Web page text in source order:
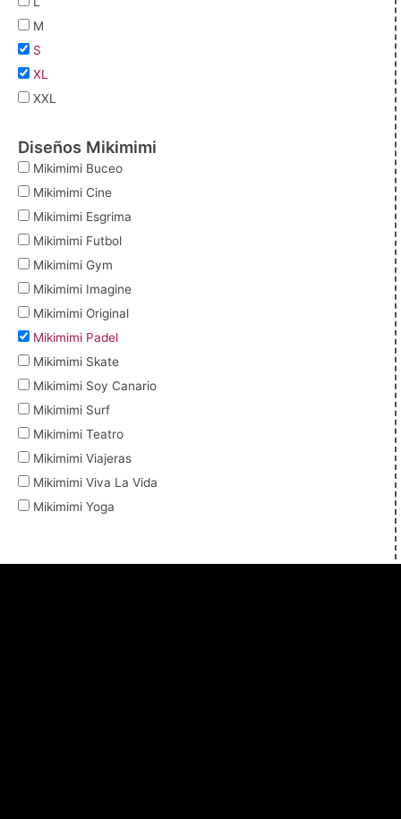
M
S
XL
XXL
Diseños Mikimimi
Mikimimi Buceo
Mikimimi Cine
Mikimimi Esgrima
Mikimimi Futbol
Mikimimi Gym
Mikimimi Imagine
Mikimimi Original
Mikimimi Padel
Mikimimi Skate
Mikimimi Soy Canario
Mikimimi Surf
Mikimimi Teatro
Mikimimi Viajeras
Mikimimi Viva La Vida
Mikimimi Yoga